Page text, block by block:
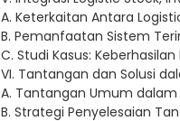
A. Keterkaitan Antara
B. Pemanfaatan Sistem
C. Studi Kasus:
VI. Tantangan dan Solusi
A. Tantangan Umum
B. Strategi Penyelesaian